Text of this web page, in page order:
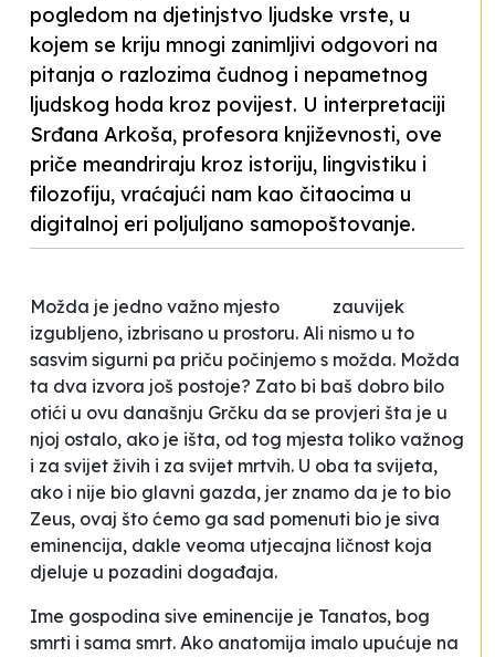
pogledom na djetinjstvo ljudske vrste, u
kojem se kriju mnogi zanimljivi odgovori na
pitanja o razlozima čudnog i nepametnog
ljudskog hoda kroz povijest. U interpretaciji
Srđana Arkoša, profesora književnosti, ove
priče meandriraju kroz istoriju, lingvistiku i
filozofiju, vraćajući nam kao čitaocima u
digitalnoj eri poljuljano samopoštovanje.
Možda je jedno važno mjesto zauvijek
izgubljeno, izbrisano u prostoru. Ali nismo u to
sasvim sigurni pa priču počinjemo s možda. Možda
ta dva izvora još postoje? Zato bi baš dobro bilo
otići u ovu današnju Grčku da se provjeri šta je u
njoj ostalo, ako je išta, od tog mjesta toliko važnog
i za svijet živih i za svijet mrtvih. U oba ta svijeta,
ako i nije bio glavni gazda, jer znamo da je to bio
Zeus, ovaj što ćemo ga sad pomenuti bio je siva
eminencija, dakle veoma utjecajna ličnost koja
djeluje u pozadini događaja.
Ime gospodina sive eminencije je Tanatos, bog
smrti i sama smrt. Ako anatomija imalo upućuje na